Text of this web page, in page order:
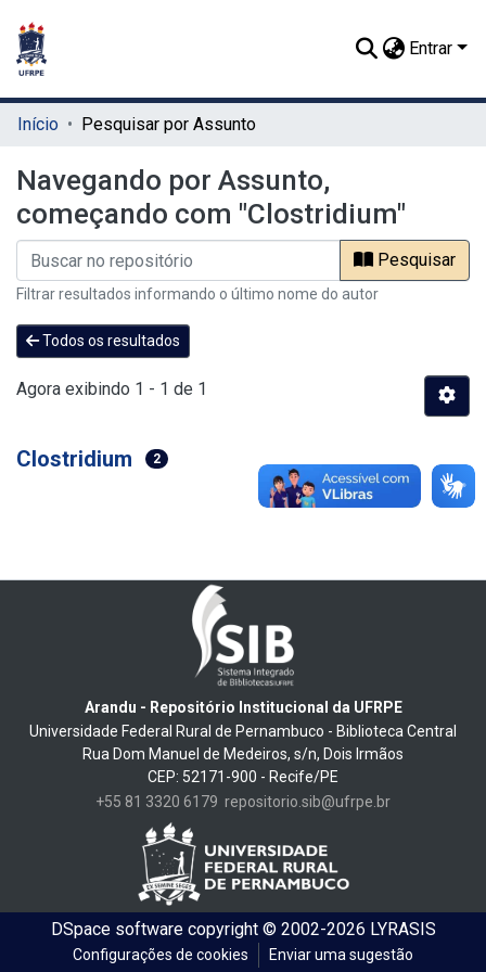
Entrar
Início Pesquisar por Assunto
Navegando por Assunto,
começando com "Clostridium"
Pesquisar
Filtrar resultados informando o último nome do autor
Todos os resultados
Agora exibindo 1 - 1 de 1
Clostridium 2
Arandu - Repositório Institucional da UFRPE
Universidade Federal Rural de Pernambuco - Biblioteca Central
Rua Dom Manuel de Medeiros, s/n, Dois Irmãos
CEP: 52171-900 - Recife/PE
+55 81 3320 6179 repositorio.sib@ufrpe.br
DSpace softwarecopyright © 2002-2026 LYRASIS
Configurações de cookies Enviar uma sugestão